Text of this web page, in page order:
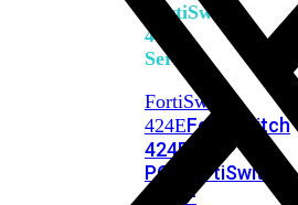
FortiSwitch
400
Series
FortiSwitch
424EFortiSwitch
424E-
POE
FortiSwitch
424E-